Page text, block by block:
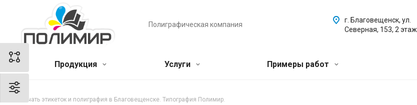
Полиграфическая компания
г. Благовещенск, ул.
Северная, 153, 2 этаж
Продукция Услуги Примеры работ
Печать этикеток и полиграфия в Благовещенске. Типография Полимир.